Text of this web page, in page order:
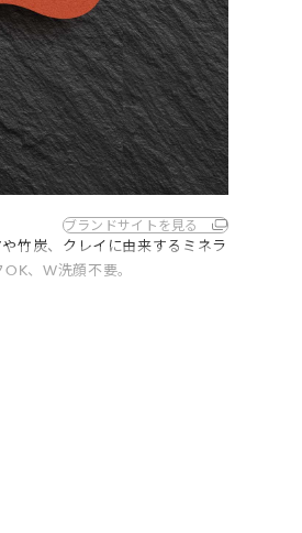
ブランドサイトを見る
竹炭、クレイに由来するミネラ
、W洗顔不要。